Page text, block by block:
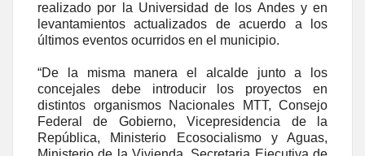
realizado por la Universidad de los Andes y en
levantamientos actualizados de acuerdo a los
últimos eventos ocurridos en el municipio.
“De la misma manera el alcalde junto a los
concejales debe introducir los proyectos en
distintos organismos Nacionales MTT, Consejo
Federal de Gobierno, Vicepresidencia de la
República, Ministerio Ecosocialismo y Aguas,